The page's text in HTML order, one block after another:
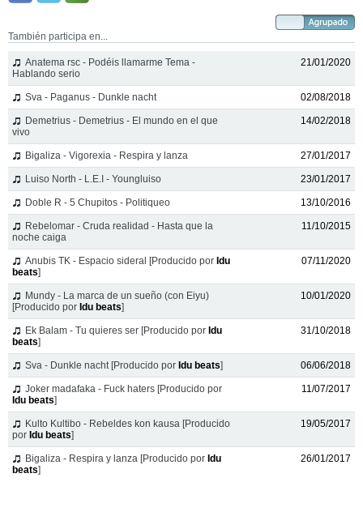
También participa en...
Anatema rsc - Podéis llamarme Tema -
Hablando serio
21/01/2020
Sva - Paganus - Dunkle nacht 02/08/2018
Demetrius - Demetrius - El mundo en el que
vivo
14/02/2018
Bigaliza - Vigorexia - Respira y lanza 27/01/2017
Luiso North - L.E.I - Youngluiso 23/01/2017
Doble R - 5 Chupitos - Politiqueo 13/10/2016
Rebelomar - Cruda realidad - Hasta que la
noche caiga
11/10/2015
Anubis TK - Espacio sideral [Producido por Idu
beats]
07/11/2020
Mundy - La marca de un sueño (con Eiyu)
[Producido por Idu beats]
10/01/2020
Ek Balam - Tu quieres ser [Producido por Idu
beats]
31/10/2018
Sva - Dunkle nacht [Producido por Idu beats] 06/06/2018
Joker madafaka - Fuck haters [Producido por
Idu beats]
11/07/2017
Kulto Kultibo - Rebeldes kon kausa [Producido
por Idu beats]
19/05/2017
Bigaliza - Respira y lanza [Producido por Idu
beats]
26/01/2017